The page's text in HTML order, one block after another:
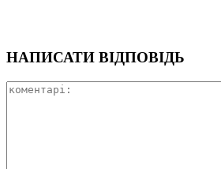
НАПИСАТИ ВІДПОВІДЬ